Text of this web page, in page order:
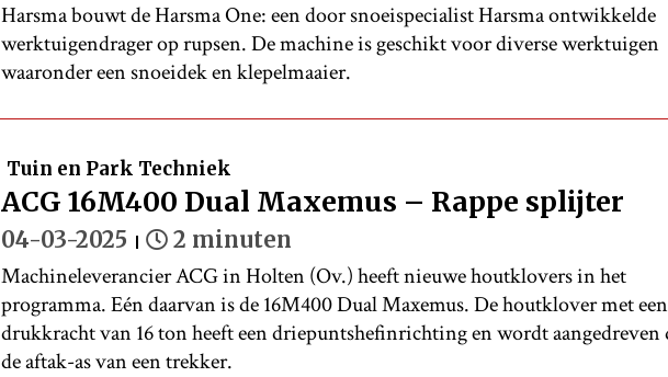
Harsma bouwt de Harsma One: een door snoeispecialist Harsma ontwikkelde
werktuigendrager op rupsen. De machine is geschikt voor diverse werktuigen
waaronder een snoeidek en klepelmaaier.
Tuin en Park Techniek
ACG 16M400 Dual Maxemus – Rappe splijter
04-03-2025 2 minuten
Machineleverancier ACG in Holten (Ov.) heeft nieuwe houtklovers in het
programma. Eén daarvan is de 16M400 Dual Maxemus. De houtklover met een
drukkracht van 16 ton heeft een driepuntshefinrichting en wordt aangedreven
de aftak-as van een trekker.